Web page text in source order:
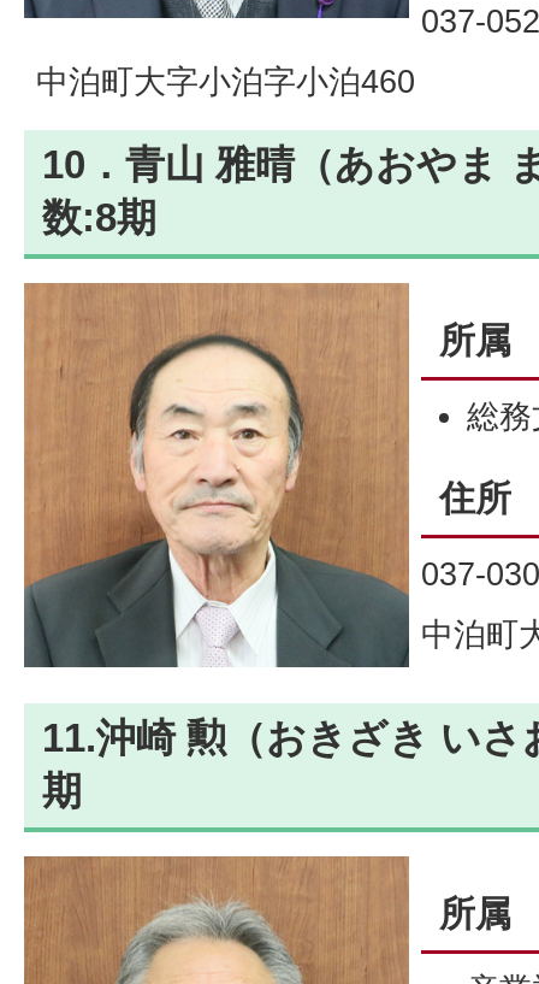
037-
中泊町大字小泊字小泊460
10．青山 雅晴（あおやま
数:8期
所属
総
住所
037-
中泊町
11.沖崎 勲（おきざき いさ
期
所属